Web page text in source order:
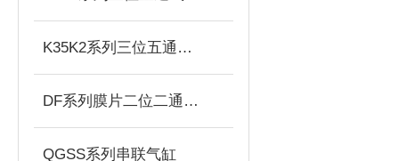
K35K2系列三位五通双气控换向阀
DF系列膜片二位二通先导式电磁阀
QGSS系列串联气缸